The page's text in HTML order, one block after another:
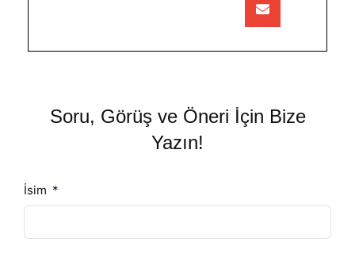
Soru, Görüş ve Öneri İçin Bize
Yazın!
İsim